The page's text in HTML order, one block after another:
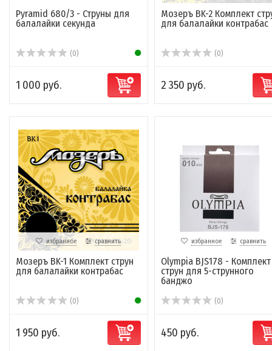
Pyramid 680/3 - Струны для
балалайки секунда
(0)
1 000 руб.
Мозеръ BK-2 Комплект
для балалайки контрабас
(0)
2 350 руб.
избранное сравнить
Мозеръ BK-1 Комплект струн
для балалайки контрабас
(0)
1 950 руб.
избранное сравнить
Olympia BJS178 - Комплект
струн для 5-струнного
банджо
(0)
450 руб.